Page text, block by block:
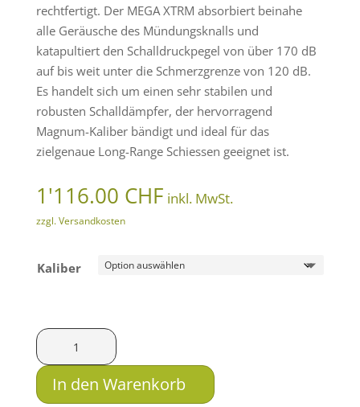
rechtfertigt. Der MEGA XTRM absorbiert beinahe
alle Geräusche des Mündungsknalls und
katapultiert den Schalldruckpegel von über 170 dB
auf bis weit unter die Schmerzgrenze von 120 dB.
Es handelt sich um einen sehr stabilen und
robusten Schalldämpfer, der hervorragend
Magnum-Kaliber bändigt und ideal für das
zielgenaue Long-Range Schiessen geeignet ist.
1'116.00 CHF inkl. MwSt.
zzgl. Versandkosten
Kaliber
Hausken
Schalldämpfer
Whisper
Mega
In den Warenkorb